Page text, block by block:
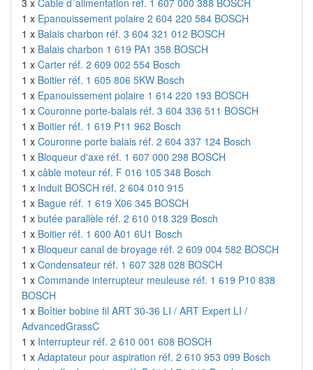
3 x Cable d´alimentation réf. 1 607 000 388 BOSCH
1 x Epanouissement polaire 2 604 220 584 BOSCH
1 x Balais charbon réf. 3 604 321 012 BOSCH
1 x Balais charbon 1 619 PA1 358 BOSCH
1 x Carter réf. 2 609 002 554 Bosch
1 x Boitier réf. 1 605 806 5KW Bosch
1 x Epanouissement polaire 1 614 220 193 BOSCH
1 x Couronne porte-balais réf. 3 604 336 511 BOSCH
1 x Boitier réf. 1 619 P11 962 Bosch
1 x Couronne porte balais réf. 2 604 337 124 Bosch
1 x Bloqueur d'axe réf. 1 607 000 298 BOSCH
1 x câble moteur réf. F 016 105 348 Bosch
1 x Induit BOSCH réf. 2 604 010 915
1 x Bague réf. 1 619 X06 345 BOSCH
1 x butée parallèle réf. 2 610 018 329 Bosch
1 x Boitier réf. 1 600 A01 6U1 Bosch
1 x Bloqueur canal de broyage réf. 2 609 004 582 BOSCH
1 x Condensateur réf. 1 607 328 028 BOSCH
1 x Commande interrupteur meuleuse réf. 1 619 P10 838
BOSCH
1 x Boîtier bobine fil ART 30-36 LI / ART Expert LI /
AdvancedGrassC
1 x Interrupteur réf. 2 610 001 608 BOSCH
1 x Adaptateur pour aspiration réf. 2 610 953 099 Bosch